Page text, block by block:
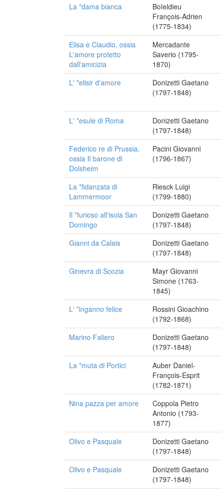
La *dama bianca
Boïeldieu
François-Adrien
(1775-1834)
Elisa e Claudio, ossia
L'amore protetto
dall'amicizia
Mercadante
Saverio (1795-
1870)
L' *elisir d'amore
Donizetti Gaetano
(1797-1848)
L' *esule di Roma
Donizetti Gaetano
(1797-1848)
Federico re di Prussia,
ossia Il barone di
Dolsheim
Pacini Giovanni
(1796-1867)
La *fidanzata di
Lammermoor
Riesck Luigi
(1799-1880)
Il *furioso all'isola San
Domingo
Donizetti Gaetano
(1797-1848)
Gianni da Calais
Donizetti Gaetano
(1797-1848)
Ginevra di Scozia
Mayr Giovanni
Simone (1763-
1845)
L' *inganno felice
Rossini Gioachino
(1792-1868)
Marino Faliero
Donizetti Gaetano
(1797-1848)
La *muta di Portici
Auber Daniel-
François-Esprit
(1782-1871)
Nina pazza per amore
Coppola Pietro
Antonio (1793-
1877)
Olivo e Pasquale
Donizetti Gaetano
(1797-1848)
Olivo e Pasquale
Donizetti Gaetano
(1797-1848)